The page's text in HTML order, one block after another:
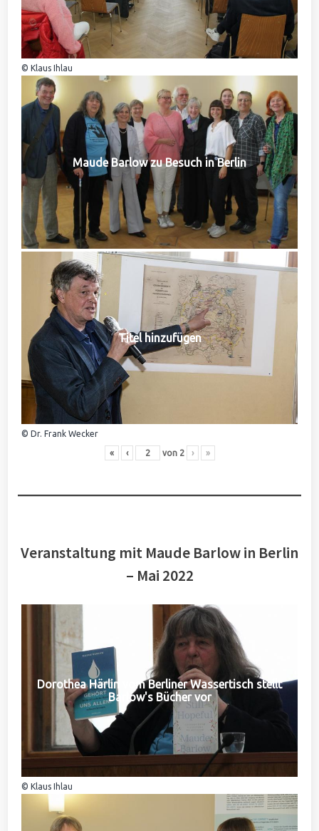
© Klaus Ihlau
Maude Barlow zu Besuch in Berlin
Titel hinzufügen
© Dr. Frank Wecker
« ‹ von 2 › »
Veranstaltung mit Maude Barlow in Berlin
– Mai 2022
Dorothea Härlin vom Berliner Wassertisch stellt
Barlow's Bücher vor
© Klaus Ihlau